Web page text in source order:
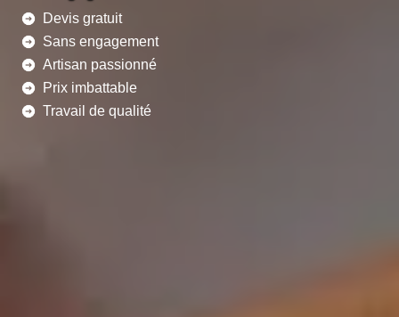
Devis gratuit
Sans engagement
Artisan passionné
Prix imbattable
Travail de qualité